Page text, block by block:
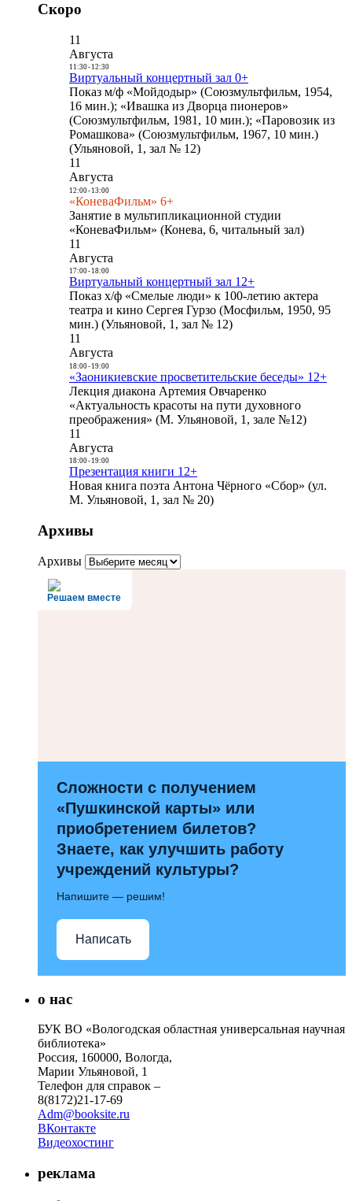
Скоро
11
Августа
11:30- 12:30
Виртуальный концертный зал 0+
Показ м/ф «Мойдодыр» (Союзмультфильм, 1954,
16 мин.); «Ивашка из Дворца пионеров»
(Союзмультфильм, 1981, 10 мин.); «Паровозик из
Ромашкова» (Союзмультфильм, 1967, 10 мин.)
(Ульяновой, 1, зал № 12)
11
Августа
12:00- 13:00
«КоневаФильм» 6+
Занятие в мультипликационной студии
«КоневаФильм» (Конева, 6, читальный зал)
11
Августа
17:00- 18:00
Виртуальный концертный зал 12+
Показ х/ф «Смелые люди» к 100-летию актера
театра и кино Сергея Гурзо (Мосфильм, 1950, 95
мин.) (Ульяновой, 1, зал № 12)
11
Августа
18:00- 19:00
«Заоникиевские просветительские беседы» 12+
Лекция диакона Артемия Овчаренко
«Актуальность красоты на пути духовного
преображения» (М. Ульяновой, 1, зале №12)
11
Августа
18:00- 19:00
Презентация книги 12+
Новая книга поэта Антона Чёрного «Сбор» (ул.
М. Ульяновой, 1, зал № 20)
Архивы
Архивы
Решаем вместе
Сложности с получением
«Пушкинской карты» или
приобретением билетов?
Знаете, как улучшить работу
учреждений культуры?
Напишите — решим!
Написать
о нас
БУК ВО «Вологодская областная универсальная научная
библиотека»
Россия, 160000, Вологда,
Марии Ульяновой, 1
Телефон для справок –
8(8172)21-17-69
Adm@booksite.ru
ВКонтакте
Видеохостинг
реклама